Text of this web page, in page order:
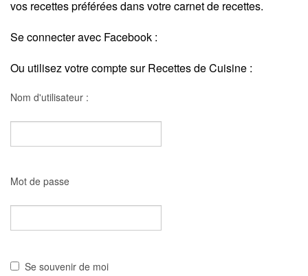
vos recettes préférées dans votre carnet de recettes.
Se connecter avec Facebook :
Ou utilisez votre compte sur Recettes de Cuisine :
Nom d'utilisateur :
Mot de passe
Se souvenir de moi